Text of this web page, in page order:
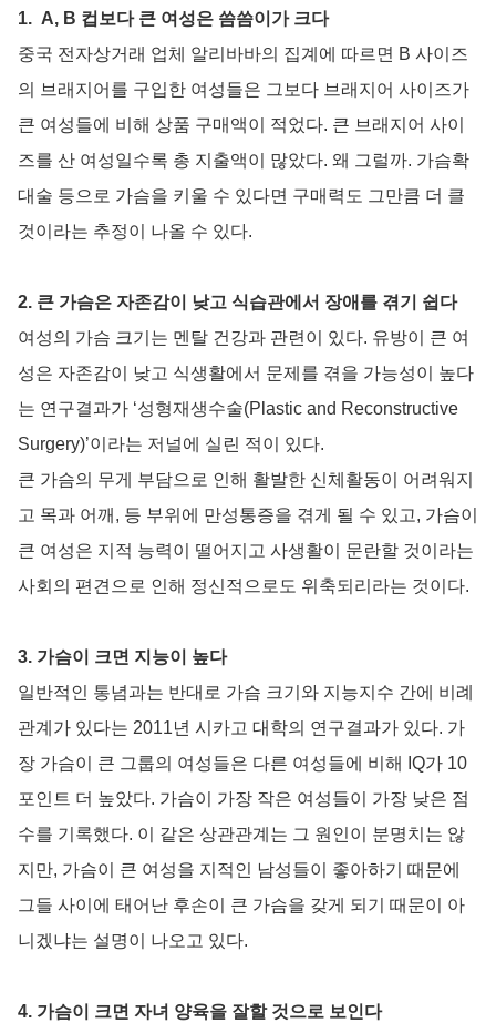
1. A, B 컵보다 큰 여성은 씀씀이가 크다
중국 전자상거래 업체 알리바바의 집계에 따르면 B 사이즈
의 브래지어를 구입한 여성들은 그보다 브래지어 사이즈가
큰 여성들에 비해 상품 구매액이 적었다. 큰 브래지어 사이
즈를 산 여성일수록 총 지출액이 많았다. 왜 그럴까. 가슴확
대술 등으로 가슴을 키울 수 있다면 구매력도 그만큼 더 클
것이라는 추정이 나올 수 있다.
2. 큰 가슴은 자존감이 낮고 식습관에서 장애를 겪기 쉽다
여성의 가슴 크기는 멘탈 건강과 관련이 있다. 유방이 큰 여
성은 자존감이 낮고 식생활에서 문제를 겪을 가능성이 높다
는 연구결과가 ‘성형재생수술(Plastic and Reconstructive
Surgery)’이라는 저널에 실린 적이 있다.
큰 가슴의 무게 부담으로 인해 활발한 신체활동이 어려워지
고 목과 어깨, 등 부위에 만성통증을 겪게 될 수 있고, 가슴이
큰 여성은 지적 능력이 떨어지고 사생활이 문란할 것이라는
사회의 편견으로 인해 정신적으로도 위축되리라는 것이다.
3. 가슴이 크면 지능이 높다
일반적인 통념과는 반대로 가슴 크기와 지능지수 간에 비례
관계가 있다는 2011년 시카고 대학의 연구결과가 있다. 가
장 가슴이 큰 그룹의 여성들은 다른 여성들에 비해 IQ가 10
포인트 더 높았다. 가슴이 가장 작은 여성들이 가장 낮은 점
수를 기록했다. 이 같은 상관관계는 그 원인이 분명치는 않
지만, 가슴이 큰 여성을 지적인 남성들이 좋아하기 때문에
그들 사이에 태어난 후손이 큰 가슴을 갖게 되기 때문이 아
니겠냐는 설명이 나오고 있다.
4. 가슴이 크면 자녀 양육을 잘할 것으로 보인다